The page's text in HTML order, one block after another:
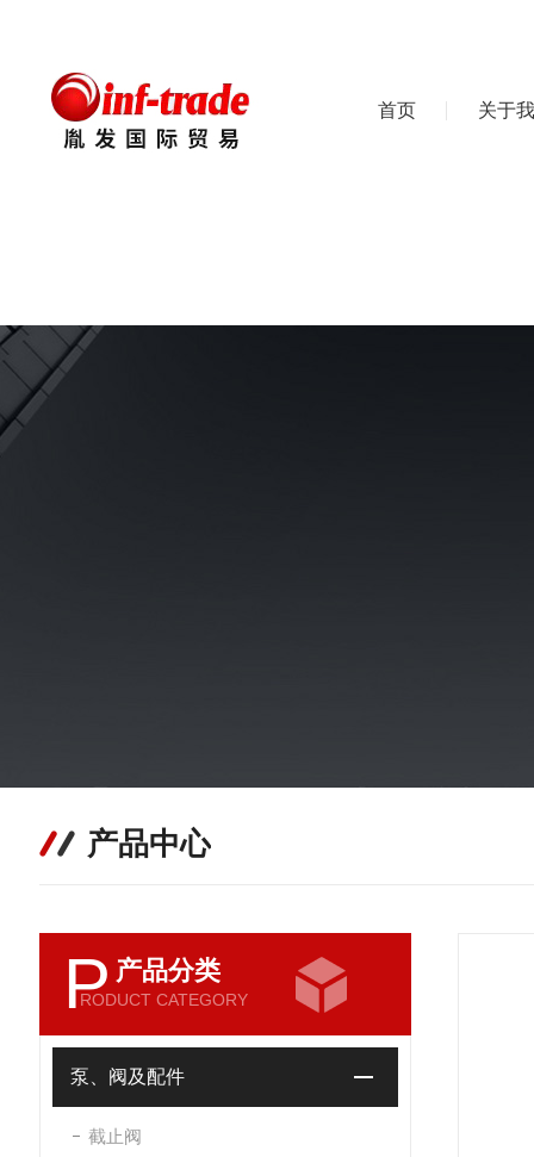
首页 关于
产品中心
P 产品分类
RODUCT CATEGORY
泵、阀及配件
截止阀